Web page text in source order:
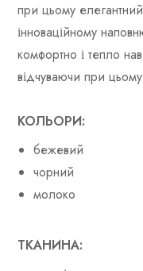
при цьому
інноваційному
комфортно і тепло
відчуваючи при
КОЛЬОРИ:
бежевий
чорний
молоко
ТКАНИНА: